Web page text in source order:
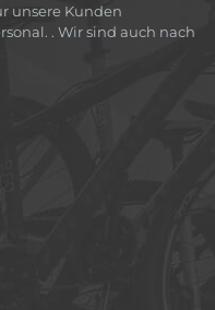
unsere Kunden
. Wir sind auch nach